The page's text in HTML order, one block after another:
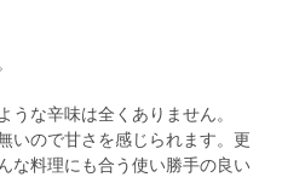
うな辛味は全くありません。
いので甘さを感じられます。更
な料理にも合う使い勝手の良い